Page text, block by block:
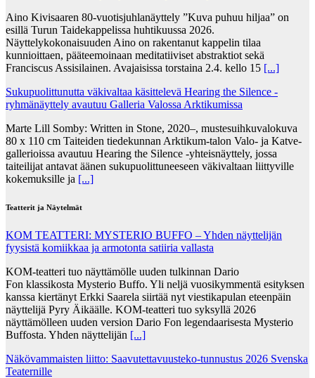
Aino Kivisaaren 80-vuotisjuhlanäyttely ”Kuva puhuu hiljaa” on
esillä Turun Taidekappelissa huhtikuussa 2026.
Näyttelykokonaisuuden Aino on rakentanut kappelin tilaa
kunnioittaen, pääteemoinaan meditatiiviset abstraktiot sekä
Franciscus Assisilainen. Avajaisissa torstaina 2.4. kello 15 [...]
Sukupuolittunutta väkivaltaa käsittelevä Hearing the Silence -
ryhmänäyttely avautuu Galleria Valossa Arktikumissa
Marte Lill Somby: Written in Stone, 2020–, mustesuihkuvalokuva
80 x 110 cm Taiteiden tiedekunnan Arktikum-talon Valo- ja Katve-
gallerioissa avautuu Hearing the Silence -yhteisnäyttely, jossa
taiteilijat antavat äänen sukupuolittuneeseen väkivaltaan liittyville
kokemuksille ja [...]
Teatterit ja Näytelmät
KOM TEATTERI: MYSTERIO BUFFO – Yhden näyttelijän
fyysistä komiikkaa ja armotonta satiiria vallasta
KOM-teatteri tuo näyttämölle uuden tulkinnan Dario
Fon klassikosta Mysterio Buffo. Yli neljä vuosikymmentä esityksen
kanssa kiertänyt Erkki Saarela siirtää nyt viestikapulan eteenpäin
näyttelijä Pyry Äikäälle. KOM-teatteri tuo syksyllä 2026
näyttämölleen uuden version Dario Fon legendaarisesta Mysterio
Buffosta. Yhden näyttelijän [...]
Näkövammaisten liitto: Saavutettavuusteko-tunnustus 2026 Svenska
Teaternille